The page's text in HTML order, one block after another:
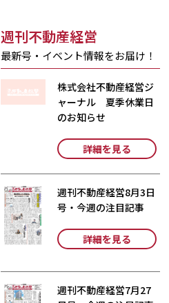
週刊不動産経営
最新号・イベント情報をお届け！
株式会社不動産経営ジ
ャーナル 夏季休業日
のお知らせ
詳細を見る
週刊不動産経営8月3日
号・今週の注目記事
詳細を見る
週刊不動産経営7月27